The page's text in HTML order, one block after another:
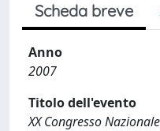
Scheda breve
Anno
2007
Titolo dell'evento
XX Congresso